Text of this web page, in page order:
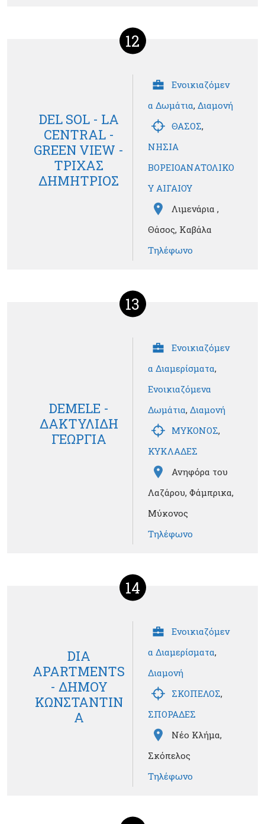
12
DEL SOL - LA
CENTRAL -
GREEN VIEW -
ΤΡΙΧΑΣ
ΔΗΜΗΤΡΙΟΣ
Ενοικιαζόμεν
α Δωμάτια, Διαμονή
ΘΑΣΟΣ,
ΝΗΣΙΑ
ΒΟΡΕΙΟΑΝΑΤΟΛΙΚΟ
Υ ΑΙΓΑΙΟΥ
Λιμενάρια ,
Θάσος, Καβάλα
Τηλέφωνο
13
DEMELE -
ΔΑΚΤΥΛΙΔΗ
ΓΕΩΡΓΙΑ
Ενοικιαζόμεν
α Διαμερίσματα,
Ενοικιαζόμενα
Δωμάτια, Διαμονή
ΜΥΚΟΝΟΣ,
ΚΥΚΛΑΔΕΣ
Ανηφόρα του
Λαζάρου, Φάμπρικα,
Μύκονος
Τηλέφωνο
14
DIA
APARTMENTS
- ΔΗΜΟΥ
ΚΩΝΣΤΑΝΤΙΝ
Α
Ενοικιαζόμεν
α Διαμερίσματα,
Διαμονή
ΣΚΟΠΕΛΟΣ,
ΣΠΟΡΑΔΕΣ
Νέο Κλήμα,
Σκόπελος
Τηλέφωνο